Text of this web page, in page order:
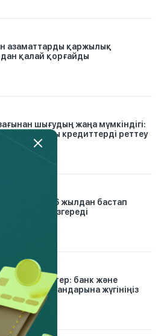
азаматтарды қаржылық
қалай қорғайды
шығудың жаңа мүмкіндігі:
платформасы кредиттерді реттеу
өзг...
2026 жылдан бастап
үшін не өзгереді
кредиттер: банк және
омбудсмандарына жүгініңіз